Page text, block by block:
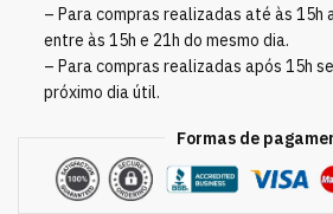
– Para compras realizadas até às
entre às 15h e 21h do mesmo dia.
– Para compras realizadas após 15h
próximo dia útil.
Formas de